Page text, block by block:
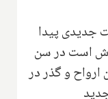
جدیدی پیدا
است در سن
ارواح و گذر در